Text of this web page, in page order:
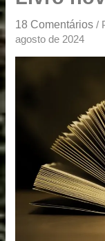
18 Comentários /
agosto de 2024